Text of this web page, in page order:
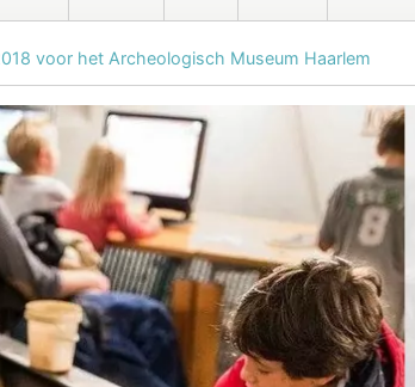
voor het Archeologisch Museum Haarlem